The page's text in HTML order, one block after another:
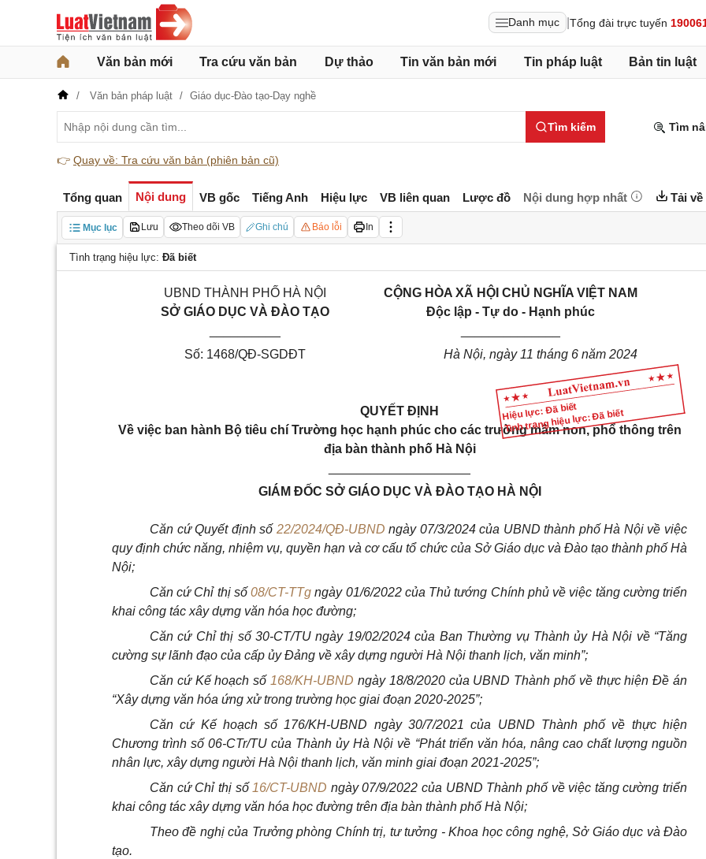
Danh mục Tổng đài trực tuyến
Văn bản mới Tra cứu văn bản Dự thảo Tin văn bản mới Tin pháp luật Bản tin luật
Văn bản pháp luật Giáo dục-Đào tạo-Dạy nghề
Tìm kiếm Tìm
👉 Quay về: Tra cứu văn bản (phiên bản cũ)
Tổng quan Nội dung VB gốc Tiếng Anh Hiệu lực VB liên quan Lược đồ Nội dung hợp nhất Tải về
Mục lục Lưu Theo dõi VB Ghi chú Báo lỗi In
Tình trạng hiệu lực: Đã biết
Hiệu lực: Đã biết
Tình trạng hiệu lực: Đã biết
UBND THÀNH PHỐ HÀ NỘI
SỞ GIÁO DỤC VÀ ĐÀO TẠO
Số: 1468/QĐ-SGDĐT
CỘNG HÒA XÃ HỘI CHỦ NGHĨA VIỆT NAM
Độc lập - Tự do - Hạnh phúc
Hà Nội, ngày 11 tháng 6 năm 2024
QUYẾT ĐỊNH
Về việc ban hành Bộ tiêu chí Trường học hạnh phúc cho các trường mầm non, phổ thông trên
địa bàn thành phố Hà Nội
GIÁM ĐỐC SỞ GIÁO DỤC VÀ ĐÀO TẠO HÀ NỘI
Căn cứ Quyết định số 22/2024/QĐ-UBND ngày 07/3/2024 của UBND thành phố Hà Nội về việc
quy định chức năng, nhiệm vụ, quyền hạn và cơ cấu tổ chức của Sở Giáo dục và Đào tạo thành phố Hà
Nội;
Căn cứ Chỉ thị số08/CT-TTg ngày 01/6/2022 của Thủ tướng Chính phủ về việc tăng cường triển
khai công tác xây dựng văn hóa học đường;
Căn cứ Chỉ thị số 30-CT/TU ngày 19/02/2024 của Ban Thường vụ Thành ủy Hà Nội về “Tăng
cường sự lãnh đạo của cấp ủy Đảng về xây dựng người Hà Nội thanh lịch, văn minh”;
Căn cứ Kế hoạch số 168/KH-UBND ngày 18/8/2020 của UBND Thành phố về thực hiện Đề án
“Xây dựng văn hóa ứng xử trong trường học giai đoạn 2020-2025”;
Căn cứ Kế hoạch số 176/KH-UBND ngày 30/7/2021 của UBND Thành phố về thực hiện
Chương trình số 06-CTr/TU của Thành ủy Hà Nội về “Phát triển văn hóa, nâng cao chất lượng nguồn
nhân lực, xây dựng người Hà Nội thanh lịch, văn minh giai đoạn 2021-2025”;
Căn cứ Chỉ thị số 16/CT-UBND ngày 07/9/2022 của UBND Thành phố về việc tăng cường triển
khai công tác xây dựng văn hóa học đường trên địa bàn thành phố Hà Nội;
Theo đề nghị của Trưởng phòng Chính trị, tư tưởng - Khoa học công nghệ, Sở Giáo dục và Đào
tạo.